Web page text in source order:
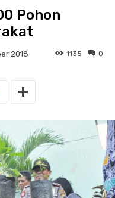
Pohon
2018 0
1135